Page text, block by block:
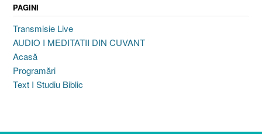
PAGINI
Transmisie Live
AUDIO I MEDITATII DIN CUVANT
Acasă
Programări
Text I Studiu Biblic